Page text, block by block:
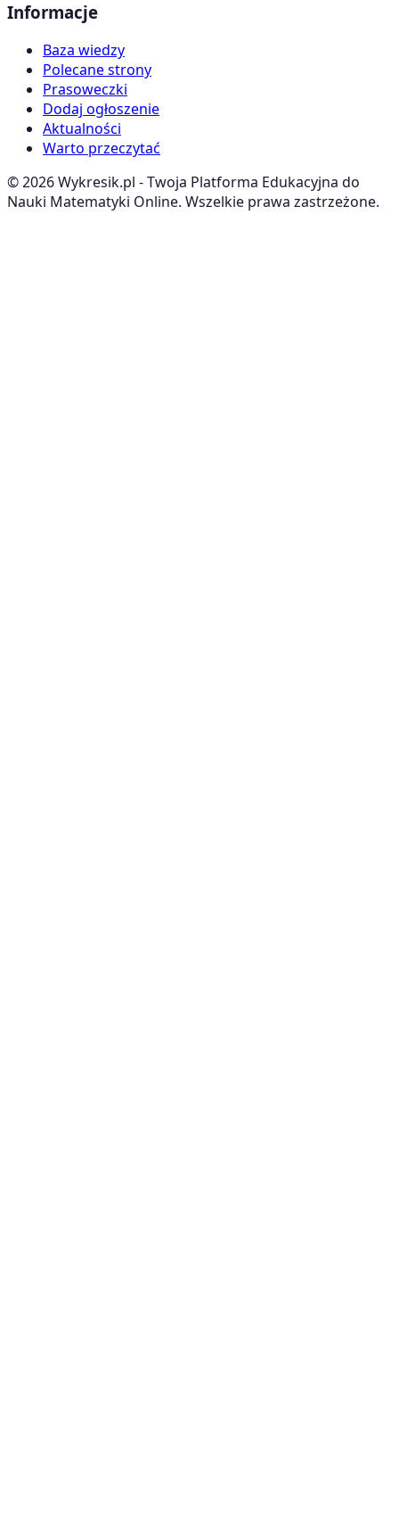
Informacje
Baza wiedzy
Polecane strony
Prasoweczki
Dodaj ogłoszenie
Aktualności
Warto przeczytać
©2026Wykresik.pl - Twoja Platforma Edukacyjna do
Nauki Matematyki Online. Wszelkie prawa zastrzeżone.